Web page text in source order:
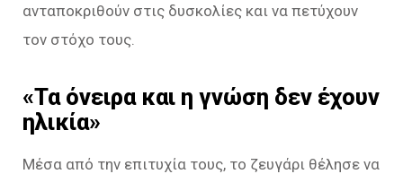
ανταποκριθούν στις δυσκολίες και να πετύχουν
τον στόχο τους.
«Τα όνειρα και η γνώση δεν έχουν
ηλικία»
Μέσα από την επιτυχία τους, το ζευγάρι θέλησε να